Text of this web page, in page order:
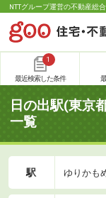
NTTグループ運営の不動産総
1
最近検索した条件
日の出駅(東京
一覧
駅 ゆりかも